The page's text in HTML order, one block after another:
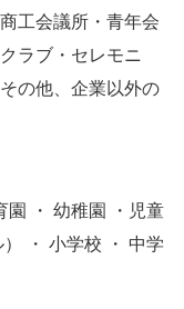
工会議所・青年会
ラブ・セレモニ
の他、企業以外の
園 ・ 幼稚園 ・児童
・ 小学校 ・ 中学